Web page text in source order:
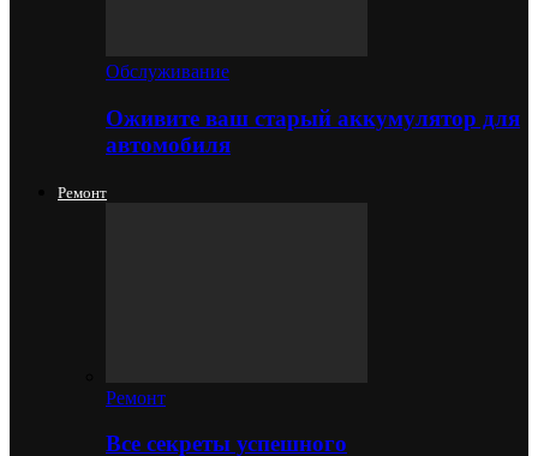
Обслуживание
Оживите ваш старый аккумулятор для
автомобиля
Ремонт
Ремонт
Все секреты успешного